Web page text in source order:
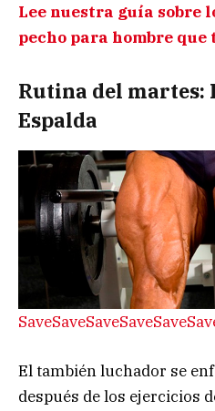
Lee nuestra guía sobre
pecho para hombre
Rutina del martes:
Espalda
SaveSaveSaveSaveSave
El también luchador se
después de los ejercicios